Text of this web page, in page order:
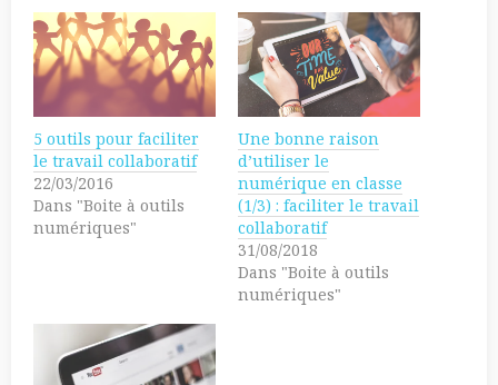
t
o
s
h
a
r
o
n
T
w
i
t
r
d
a
n
s
e
z
p
o
u
r
a
t
a
g
r
s
u
o
o
k
5 outils pour faciliter
le travail collaboratif
22/03/2016
Dans "Boite à outils
numériques"
Une bonne raison
d’utiliser le
numérique en classe
(1/3) : faciliter le travail
collaboratif
31/08/2018
Dans "Boite à outils
numériques"